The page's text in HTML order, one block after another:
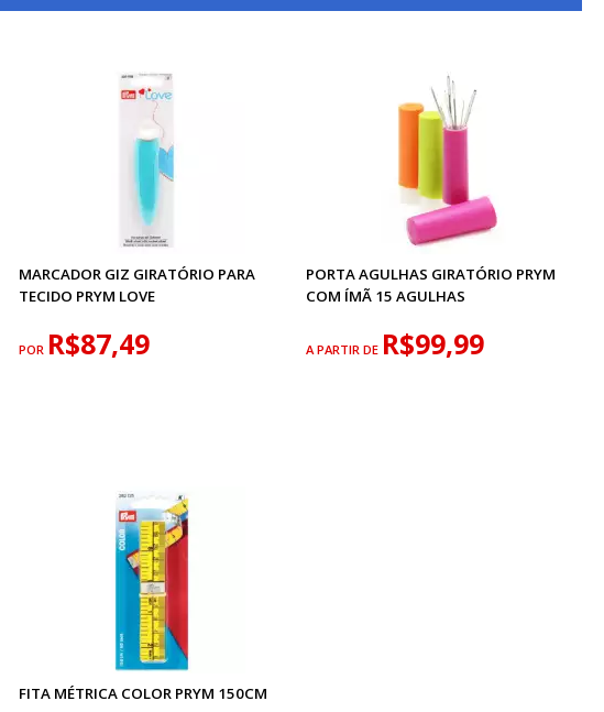
MARCADOR GIZ GIRATÓRIO PARA
TECIDO PRYM LOVE
POR R$87,49
PORTA AGULHAS GIRATÓRIO PRYM
COM ÍMÃ 15 AGULHAS
A PARTIR DE R$99,99
FITA MÉTRICA COLOR PRYM 150CM